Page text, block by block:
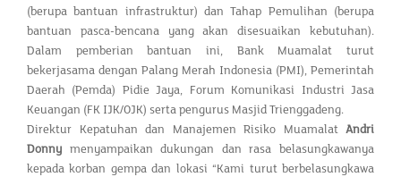
(berupa bantuan infrastruktur) dan Tahap Pemulihan (berupa
bantuan pasca-bencana yang akan disesuaikan kebutuhan).
Dalam pemberian bantuan ini, Bank Muamalat turut
bekerjasama dengan Palang Merah Indonesia (PMI), Pemerintah
Daerah (Pemda) Pidie Jaya, Forum Komunikasi Industri Jasa
Keuangan (FK IJK/OJK) serta pengurus Masjid Trienggadeng.
Direktur Kepatuhan dan Manajemen Risiko Muamalat Andri
Donny menyampaikan dukungan dan rasa belasungkawanya
kepada korban gempa dan lokasi “Kami turut berbelasungkawa